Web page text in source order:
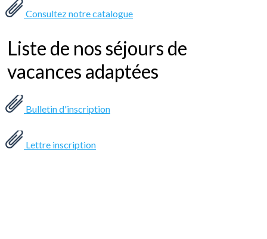
Consultez notre catalogue
Liste de nos séjours de
vacances adaptées
Bulletin d'inscription
Lettre inscription